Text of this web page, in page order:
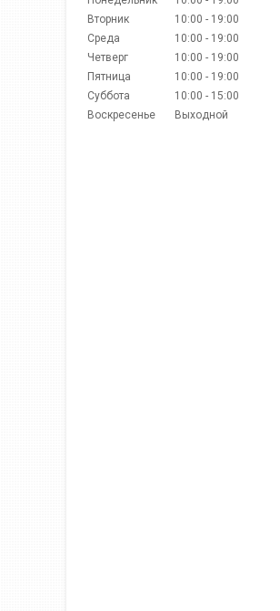
Вторник
10:00
19:00
Среда
10:00
19:00
Четверг
10:00
19:00
Пятница
10:00
19:00
Суббота
10:00
15:00
Воскресенье
Выходной